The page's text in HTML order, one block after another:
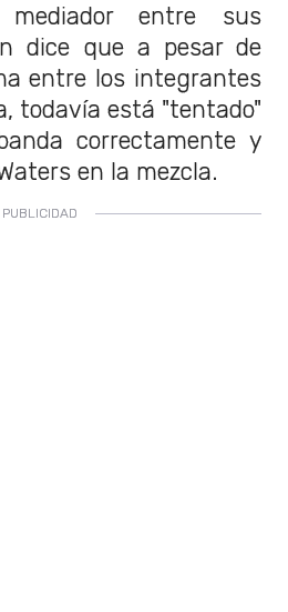
entre sus
dice que a pesar de
entre los integrantes
todavía está "tentado"
correctamente y
en la mezcla.